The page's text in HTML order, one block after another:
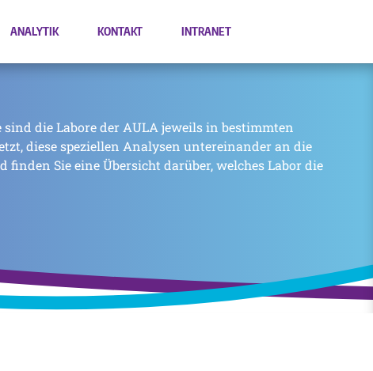
ANALYTIK KONTAKT INTRANET
die Labore der AULA jeweils in bestimmten
diese speziellen Analysen untereinander an die
Sie eine Übersicht darüber, welches Labor die